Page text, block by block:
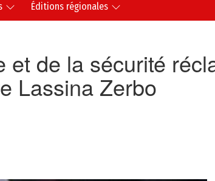
Éditions régionales
et de la sécurité
Lassina Zerbo